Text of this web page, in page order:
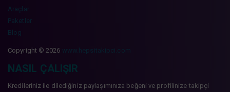
Araçlar
Paketler
Blog
Copyright © 2026 www.hepsitakipci.com
NASIL ÇALIŞIR
Kredileriniz ile dilediğiniz paylaşımınıza beğeni ve profilinize takipçi